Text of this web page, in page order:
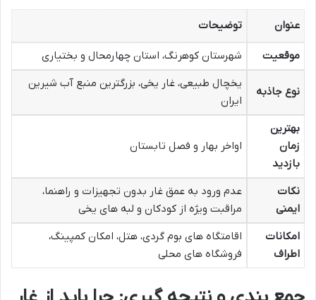
عنوان توضیحات
موقعیت شهرستان کوهرنگ، استان چهارمحال و بختیاری
نوع جاذبه
یخچال طبیعی، غار یخی، بزرگترین منبع آب شیرین
ایران
بهترین
زمان
بازدید
اواخر بهار و فصل تابستان
نکات
ایمنی
عدم ورود به عمق غار بدون تجهیزات و راهنما،
مراقبت ویژه از کودکان و لبه های یخی
امکانات
اطراف
اقامتگاه های بوم گردی، هتل، امکان کمپینگ،
فروشگاه های محلی